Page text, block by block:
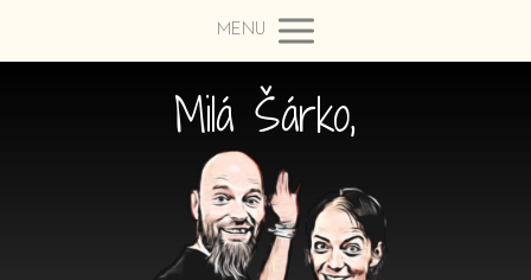
MENU
Milá Šárko,